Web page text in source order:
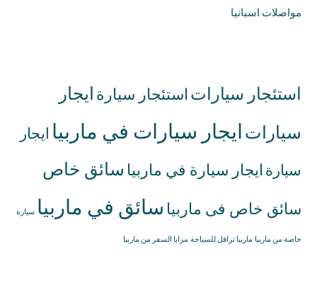
مواصلات اسبانيا
استئجار سياراتاستئجار سيارةايجار
سياراتايجار سيارات في ماربياايجار
سيارةايجار سيارة في ماربياسائق خاص
سائق خاص فى ماربياسائق في ماربياسيارة
خاصة من ماريباماريبا ترافل للسياحةمزايا السفر من ماربيا